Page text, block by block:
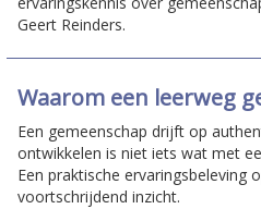
Geert Reinders.
Waarom een leerweg
Een gemeenschap drijft op
ontwikkelen is niet iets wat met
Een praktische ervaringsbeleving
voortschrijdend inzicht.